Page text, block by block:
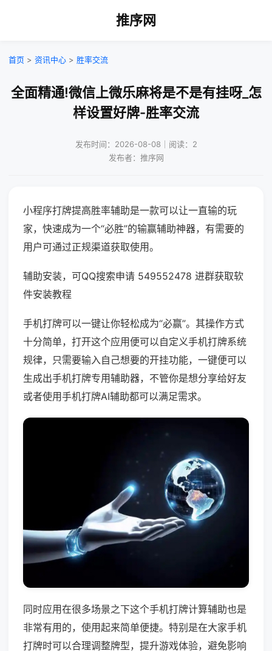
推序网
首页 > 资讯中心 > 胜率交流
全面精通!微信上微乐麻将是不是有挂呀_怎
样设置好牌-胜率交流
发布时间：2026-08-08｜阅读：2
发布者：推序网
小程序打牌提高胜率辅助是一款可以让一直输的玩
家，快速成为一个“必胜”的输赢辅助神器，有需要的
用户可通过正规渠道获取使用。
辅助安装，可QQ搜索申请 549552478 进群获取软
件安装教程
手机打牌可以一键让你轻松成为“必赢”。其操作方式
十分简单，打开这个应用便可以自定义手机打牌系统
规律，只需要输入自己想要的开挂功能，一键便可以
生成出手机打牌专用辅助器，不管你是想分享给好友
或者使用手机打牌AI辅助都可以满足需求。
同时应用在很多场景之下这个手机打牌计算辅助也是
非常有用的，使用起来简单便捷。特别是在大家手机
打牌时可以合理调整牌型，提升游戏体验，避免影响